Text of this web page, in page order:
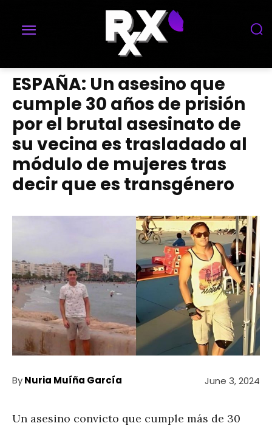
ESPAÑA: Un asesino que
cumple 30 años de prisión
por el brutal asesinato de
su vecina es trasladado al
módulo de mujeres tras
decir que es transgénero
ByNuria Muíña García June 3, 2024
Un asesino convicto que cumple más de 30